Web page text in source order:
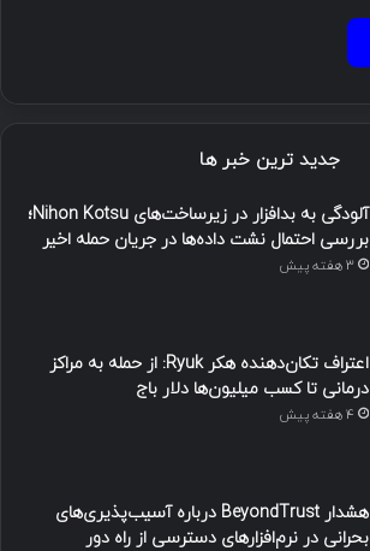
جدید ترین خبر ها
آلودگی به بدافزار در زیرساخت‌های Nihon Kotsu؛
بررسی احتمال نشت داده‌ها در جریان حمله اخیر
3 هفته پیش
اعتراف تکان‌دهنده هکر Ryuk: از حمله به مراکز
درمانی تا کسب میلیون‌ها دلار باج
4 هفته پیش
هشدار BeyondTrust درباره آسیب‌پذیری‌های
بحرانی در نرم‌افزارهای دسترسی از راه دور